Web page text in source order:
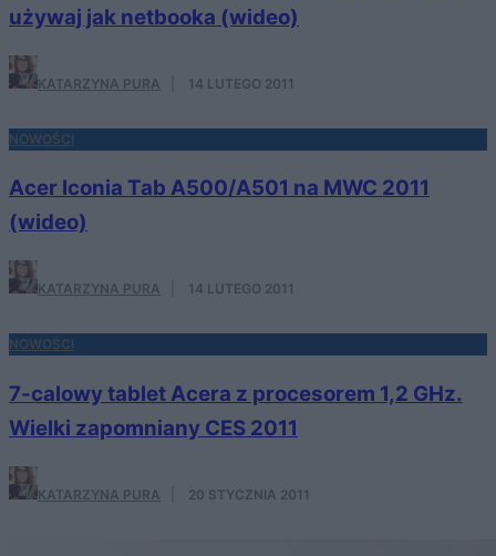
używaj jak netbooka (wideo)
KATARZYNA PURA 14 LUTEGO 2011
NOWOŚCI
Acer Iconia Tab A500/A501 na MWC 2011
(wideo)
KATARZYNA PURA 14 LUTEGO 2011
NOWOŚCI
7-calowy tablet Acera z procesorem 1,2 GHz.
Wielki zapomniany CES 2011
KATARZYNA PURA 20 STYCZNIA 2011